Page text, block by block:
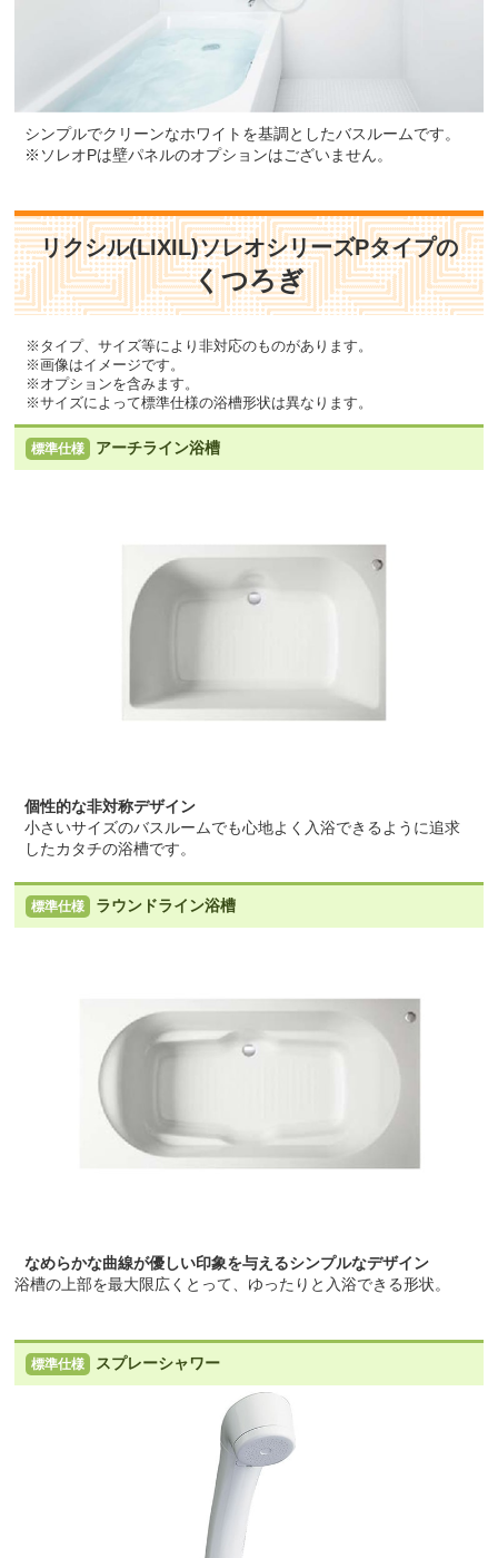
シンプルでクリーンなホワイトを基調としたバスルームです。
※ソレオPは壁パネルのオプションはございません。
リクシル(LIXIL)ソレオシリーズPタイプの
くつろぎ
※タイプ、サイズ等により非対応のものがあります。
※画像はイメージです。
※オプションを含みます。
※サイズによって標準仕様の浴槽形状は異なります。
標準仕様 アーチライン浴槽
個性的な非対称デザイン
小さいサイズのバスルームでも心地よく入浴できるように追求
したカタチの浴槽です。
標準仕様 ラウンドライン浴槽
なめらかな曲線が優しい印象を与えるシンプルなデザイン
浴槽の上部を最大限広くとって、ゆったりと入浴できる形状。
標準仕様 スプレーシャワー